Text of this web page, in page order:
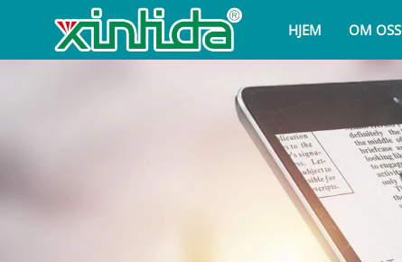
HJEM OM OSS